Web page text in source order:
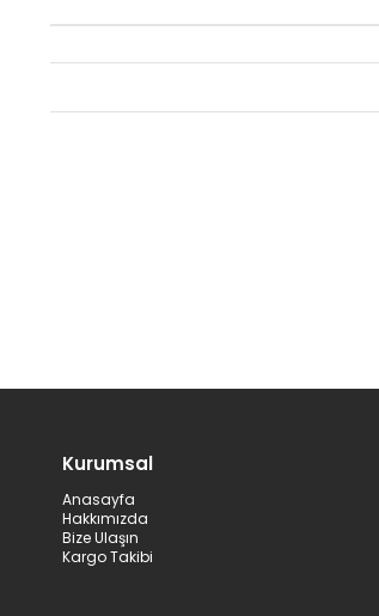
Kurumsal
Anasayfa
Hakkımızda
Bize Ulaşın
Kargo Takibi